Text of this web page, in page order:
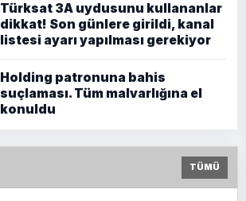
Türksat 3A uydusunu kullananlar
dikkat! Son günlere girildi, kanal
listesi ayarı yapılması gerekiyor
Holding patronuna bahis
suçlaması. Tüm malvarlığına el
konuldu
TÜMÜ